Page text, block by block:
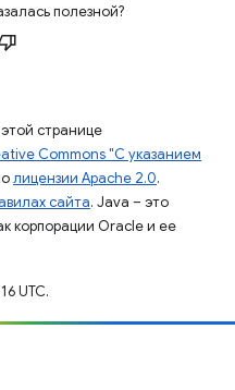
полезной?
странице
Commons "С указанием
лицензии Apache 2.0.
сайта. Java – это
корпорации Oracle и ее
UTC.